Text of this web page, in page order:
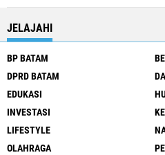
JELAJAHI
BP BATAM
DPRD BATAM
EDUKASI
INVESTASI
LIFESTYLE
OLAHRAGA